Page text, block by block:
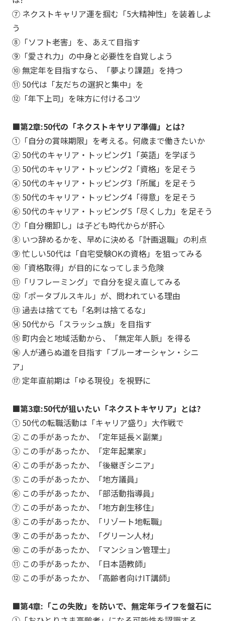
⑦ ネクストキャリア運を掴む「5大精神性」を装着しよ
う
⑧「ソフト老害」を、あえて目指す
⑨「愛され力」の中身と必要性を自覚しよう
⑩ 無定年を目指すなら、「夢より課題」を持つ
⑪ 50代は「友だちの選択と集中」を
⑫「年下上司」を味方に付けるコツ
■第2章:50代の「ネクストキヤリア準備」とは?
①「自分の賞味期限」を考える。何歳まで働きたいか
② 50代のキャリア・トッピング1「英語」を学ぼう
③ 50代のキャリア・トッピング2「資格」を足そう
④ 50代のキャリア・トッピング3「所属」を足そう
⑤ 50代のキャリア・トッピング4「得意」を足そう
⑥ 50代のキャリア・トッピング5「尽くし力」を足そう
⑦「自分棚卸し」は子ども時代からが肝心
⑧ いつ辞めるかを、早めに決める「計画退職」の利点
⑨ 忙しい50代は「自宅受験OKの資格」を狙ってみる
⑩「資格取得」が目的になってしまう危険
⑪「リフレーミング」で自分を捉え直してみる
⑫「ポータブルスキル」が、問われている理由
⑬ 過去は捨てても「名刺は捨てるな」
⑭ 50代から「スラッシュ族」を目指す
⑮ 町内会と地域活動から、「無定年人脈」を得る
⑯ 人が通らぬ道を目指す「ブルーオーシャン・シニ
ア」
⑰ 定年直前期は「ゆる現役」を視野に
■第3章:50代が狙いたい「ネクストキヤリア」とは?
① 50代の転職活動は「キャリア盛り」大作戦で
② この手があったか、「定年延長×副業」
③ この手があったか、「定年起業家」
④ この手があったか、「後継ぎシニア」
⑤ この手があったか、「地方議員」
⑥ この手があったか、「部活動指導員」
⑦ この手があったか、「地方創生移住」
⑧ この手があったか、「リゾート地転職」
⑨ この手があったか、「グリーン人材」
⑩ この手があったか、「マンション管理士」
⑪ この手があったか、「日本語教師」
⑫ この手があったか、「高齢者向けIT講師」
■第4章:「この失敗」を防いで、無定年ライフを盤石に